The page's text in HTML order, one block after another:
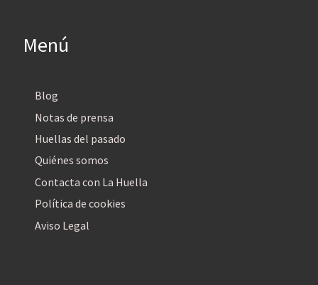
Menú
Blog
Notas de prensa
Huellas del pasado
Quiénes somos
Contacta con La Huella
Política de cookies
Aviso Legal